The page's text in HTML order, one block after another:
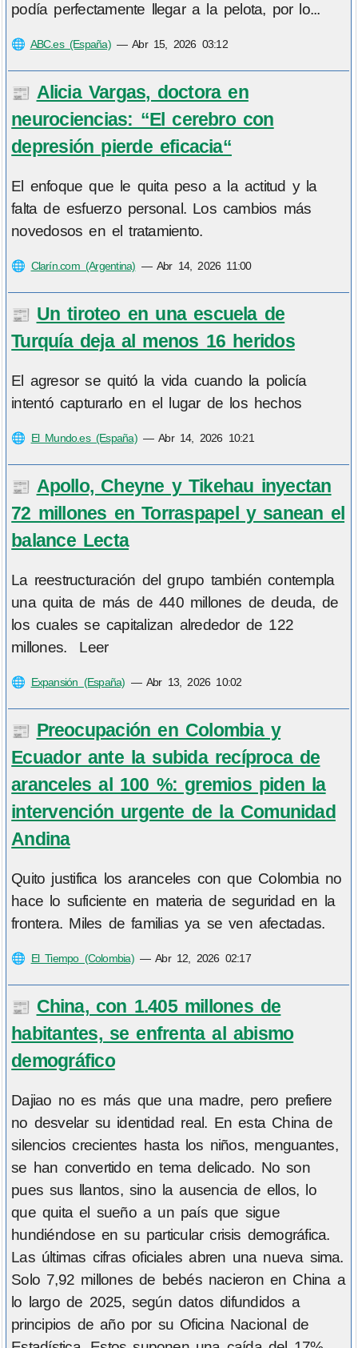
podía perfectamente llegar a la pelota, por lo...
🌐 ABC.es (España)—Abr 15, 2026 03:12
📰 Alicia Vargas, doctora en
neurociencias: “El cerebro con
depresión pierde eficacia“
El enfoque que le quita peso a la actitud y la
falta de esfuerzo personal. Los cambios más
novedosos en el tratamiento.
🌐 Clarín.com (Argentina) — Abr 14, 2026 11:00
📰 Un tiroteo en una escuela de
Turquía deja al menos 16 heridos
El agresor se quitó la vida cuando la policía
intentó capturarlo en el lugar de los hechos
🌐 El Mundo.es (España)—Abr 14, 2026 10:21
📰 Apollo, Cheyne y Tikehau inyectan
72 millones en Torraspapel y sanean el
balance Lecta
La reestructuración del grupo también contempla
una quita de más de 440 millones de deuda, de
los cuales se capitalizan alrededor de 122
millones. Leer
🌐 Expansión (España) — Abr 13, 2026 10:02
📰 Preocupación en Colombia y
Ecuador ante la subida recíproca de
aranceles al 100 %: gremios piden la
intervención urgente de la Comunidad
Andina
Quito justifica los aranceles con que Colombia no
hace lo suficiente en materia de seguridad en la
frontera. Miles de familias ya se ven afectadas.
🌐 El Tiempo (Colombia)—Abr 12, 2026 02:17
📰 China, con 1.405 millones de
habitantes, se enfrenta al abismo
demográfico
Dajiao no es más que una madre, pero prefiere
no desvelar su identidad real. En esta China de
silencios crecientes hasta los niños, menguantes,
se han convertido en tema delicado. No son
pues sus llantos, sino la ausencia de ellos, lo
que quita el sueño a un país que sigue
hundiéndose en su particular crisis demográfica.
Las últimas cifras oficiales abren una nueva sima.
Solo 7,92 millones de bebés nacieron en China a
lo largo de 2025, según datos difundidos a
principios de año por su Oficina Nacional de